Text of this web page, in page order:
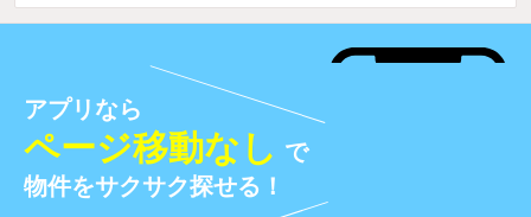
アプリなら
ページ移動なし で
物件をサクサク探せる！